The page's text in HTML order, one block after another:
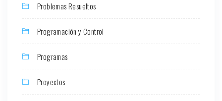
Problemas Resueltos
Programación y Control
Programas
Proyectos